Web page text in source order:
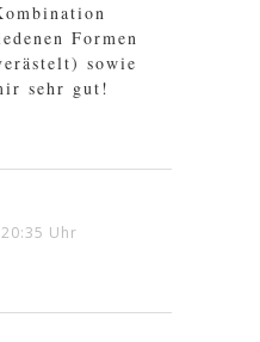
Formen
sowie
sehr gut!
Uhr